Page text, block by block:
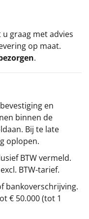
u graag met advies
op maat.
.
en
binnen de
Bij te late
oplopen.
BTW vermeld.
BTW-tarief.
bankoverschrijving.
€ 50.000 (tot 1